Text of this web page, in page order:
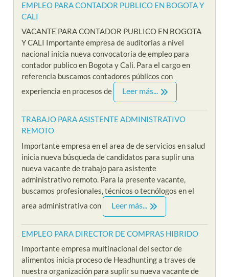
EMPLEO PARA CONTADOR PUBLICO EN BOGOTA Y
CALI
VACANTE PARA CONTADOR PUBLICO EN BOGOTA
Y CALI Importante empresa de auditorias a nivel
nacional inicia nueva convocatoria de empleo para
contador publico en Bogota y Cali. Para el cargo en
referencia buscamos contadores públicos con
experiencia en procesos de
Leer más...
TRABAJO PARA ASISTENTE ADMINISTRATIVO
REMOTO
Importante empresa en el area de de servicios en salud
inicia nueva búsqueda de candidatos para suplir una
nueva vacante de trabajo para asistente
administrativo remoto. Para la presente vacante,
buscamos profesionales, técnicos o tecnólogos en el
area administrativa con
Leer más...
EMPLEO PARA DIRECTOR DE COMPRAS HIBRIDO
Importante empresa multinacional del sector de
alimentos inicia proceso de Headhunting a traves de
nuestra organización para suplir su nueva vacante de